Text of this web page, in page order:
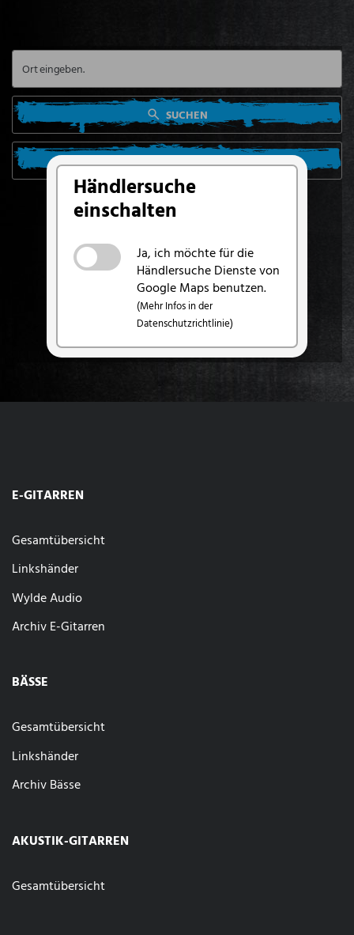
Händlersuche
einschalten
Ja, ich möchte für die
Händlersuche Dienste von
Google Maps benutzen.
(Mehr Infos in der
Datenschutzrichtlinie)
SUCHEN
SUCHE VON MEINEM STANDORT AUS
E-GITARREN
Gesamtübersicht
Linkshänder
Wylde Audio
Archiv E-Gitarren
BÄSSE
Gesamtübersicht
Linkshänder
Archiv Bässe
AKUSTIK-GITARREN
Gesamtübersicht